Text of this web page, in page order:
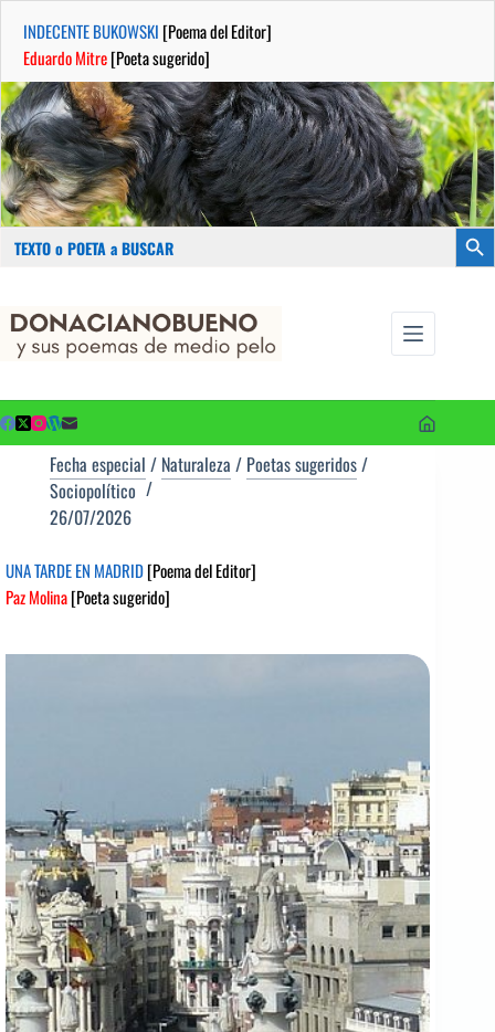
INDECENTE BUKOWSKI [Poema del Editor]
Eduardo Mitre[Poeta sugerido]
Buscar:
contenido
Fecha especial / Naturaleza / Poetas sugeridos/
Sociopolítico
26/07/2026
UNA TARDE EN MADRID[Poema del Editor]
Paz Molina[Poeta sugerido]